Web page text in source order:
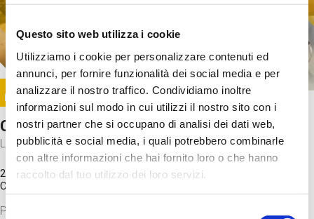
Questo sito web utilizza i cookie
Utilizziamo i cookie per personalizzare contenuti ed
annunci, per fornire funzionalità dei social media e per
analizzare il nostro traffico. Condividiamo inoltre
informazioni sul modo in cui utilizzi il nostro sito con i
nostri partner che si occupano di analisi dei dati web,
pubblicità e social media, i quali potrebbero combinarle
con altre informazioni che hai fornito loro o che hanno
raccolto dal tuo utilizzo dei loro servizi.
Selezione
Image
SUNDAY@STEP
Come funziona il cervello?
Laboratorio
20 Set 2026 / 11:15 - 13:00
Costo
Proveremo a costruire un cervello in cartoncino cercando di